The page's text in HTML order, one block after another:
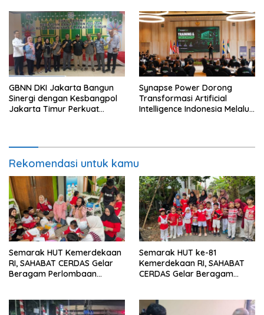
GBNN DKI Jakarta Bangun
Sinergi dengan Kesbangpol
Jakarta Timur Perkuat
Synapse Power Dorong
Transformasi Artificial
Intelligence Indonesia Melalui
Rekomendasi untuk kamu
Semarak HUT Kemerdekaan
RI, SAHABAT CERDAS Gelar
Beragam Perlombaan
Semarak HUT ke-81
Kemerdekaan RI, SAHABAT
CERDAS Gelar Beragam